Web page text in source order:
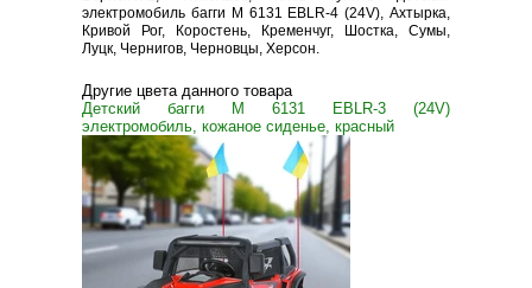
электромобиль багги M 6131 EBLR-4 (24V), Ахтырка,
Кривой Рог, Коростень, Кременчуг, Шостка, Сумы,
Луцк, Чернигов, Черновцы, Херсон.
Другие цвета данного товара
Детский багги M 6131 EBLR-3 (24V)
электромобиль, кожаное сиденье, красный